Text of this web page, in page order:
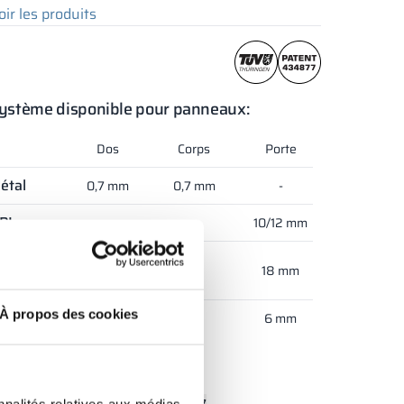
À propos des cookies
les produits
disponible pour panneaux:
Dos Corps Porte
0,7 mm 0,7 mm -
10/12 mm
18 mm
Verre - 6 mm